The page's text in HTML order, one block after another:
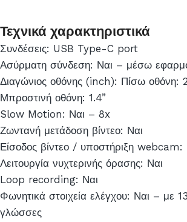
Τεχνικά χαρακτηριστικά
Συνδέσεις: USB Type-C port
Ασύρματη σύνδεση: Ναι – μέσω
Διαγώνιος οθόνης (inch): Πίσω οθόνη:
Μπροστινή οθόνη: 1.4”
Slow Motion: Ναι – 8x
Ζωντανή μετάδοση βίντεο: Ναι
Είσοδος βίντεο / υποστήριξη webcam:
Λειτουργία νυχτερινής όρασης: Ναι
Loop recording: Ναι
Φωνητικά στοιχεία ελέγχου: Ναι – με
γλώσσες